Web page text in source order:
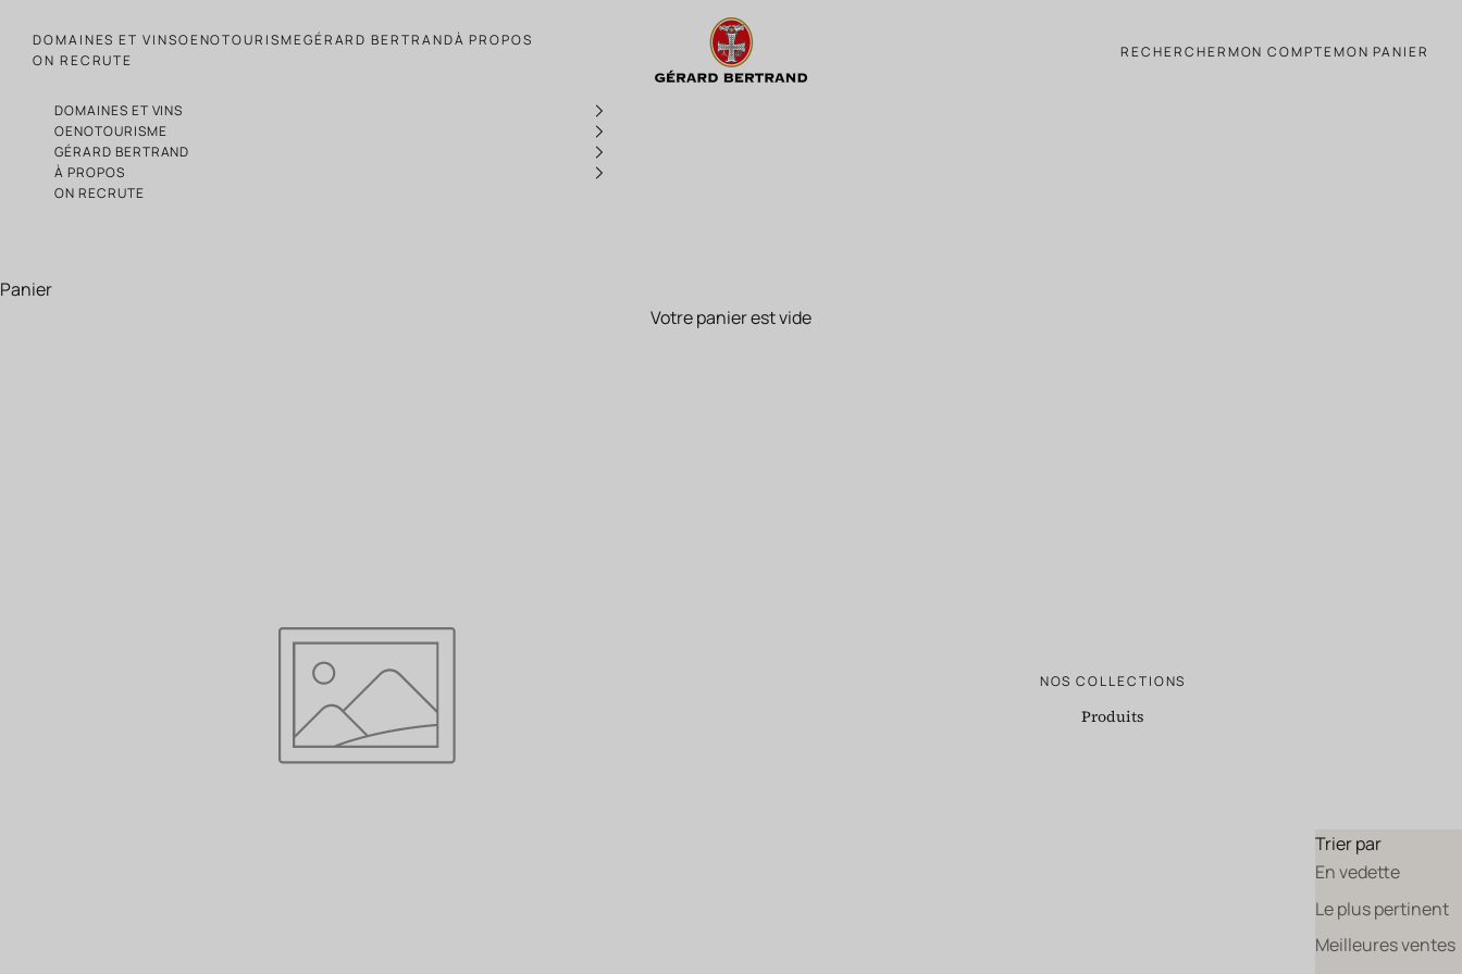
Produits
DOMAINES ET VINSOENOTOURISMEGÉRARD BERTRANDÀ PROPOS
ON RECRUTE
RECHERCHERMON COMPTEMON PANIER
DOMAINES ET VINS
OENOTOURISME
GÉRARD BERTRAND
À PROPOS
ON RECRUTE
Panier
Votre panier est vide
NOS COLLECTIONS
Produits
Trier par
En vedette
Le plus pertinent
Meilleures ventes